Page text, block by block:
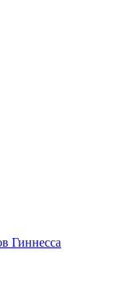
Гиннесса